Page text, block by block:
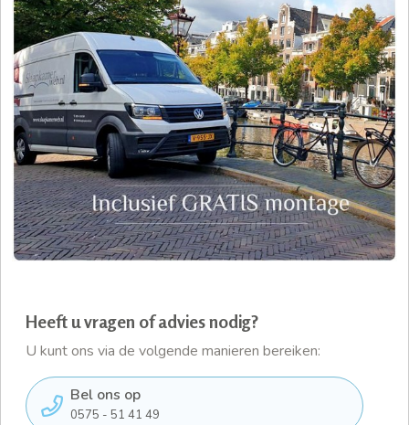
Heeft u vragen of advies nodig?
U kunt ons via de volgende manieren bereiken:
Bel ons op
0575 - 51 41 49